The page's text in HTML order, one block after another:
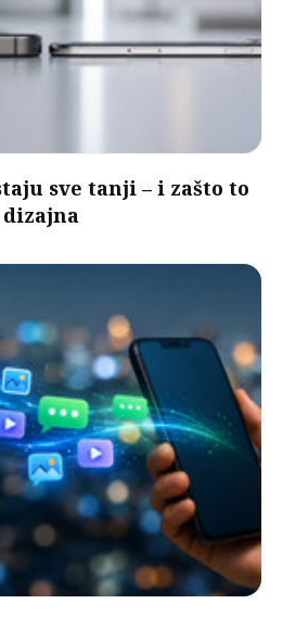
sve tanji – i zašto to